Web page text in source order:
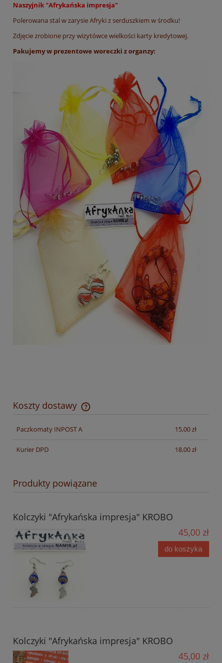
Naszyjnik "Afrykańska impresja"
Polerowana stal w zarysie Afryki z serduszkiem w środku!
Zdjęcie zrobione przy wizytówce wielkości karty kredytowej.
Pakujemy w prezentowe woreczki z organzy:
Koszty dostawy
Cena nie zawiera ewentualnych kosztów płatności
Paczkomaty INPOST A
15,00 zł
Kurier DPD 18,00 zł
Produkty powiązane
Kolczyki "Afrykańska impresja" KROBO
45,00 zł
do koszyka
Kolczyki "Afrykańska impresja" KROBO
45,00 zł